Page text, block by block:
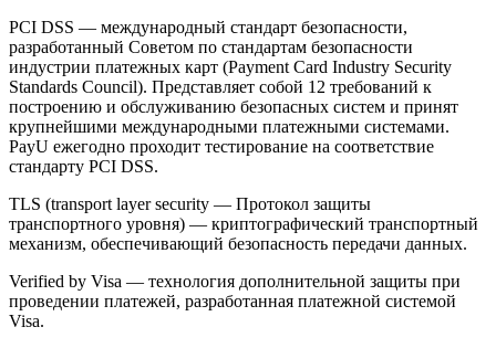
PCI DSS — международный стандарт безопасности,
разработанный Советом по стандартам безопасности
индустрии платежных карт (Payment Card Industry Security
Standards Council). Представляет собой 12 требований к
построению и обслуживанию безопасных систем и принят
крупнейшими международными платежными системами.
PayU ежегодно проходит тестирование на соответствие
стандарту PCI DSS.
TLS (transport layer security — Протокол защиты
транспортного уровня) — криптографический транспортный
механизм, обеспечивающий безопасность передачи данных.
Verified by Visa — технология дополнительной защиты при
проведении платежей, разработанная платежной системой
Visa.